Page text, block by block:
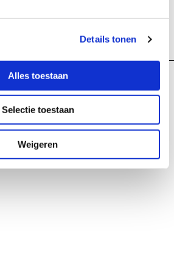
Details tonen
Alles toestaan
Selectie toestaan
Weigeren